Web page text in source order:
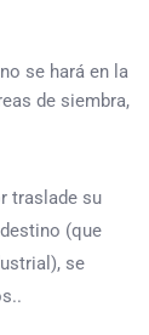
se hará en la
de siembra,
traslade su
(que
se